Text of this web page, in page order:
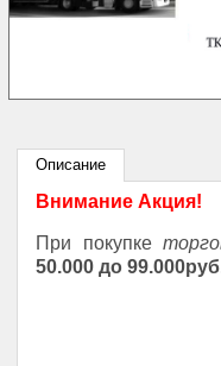
Описание
Внимание Акция!
При покупке
50.000 до